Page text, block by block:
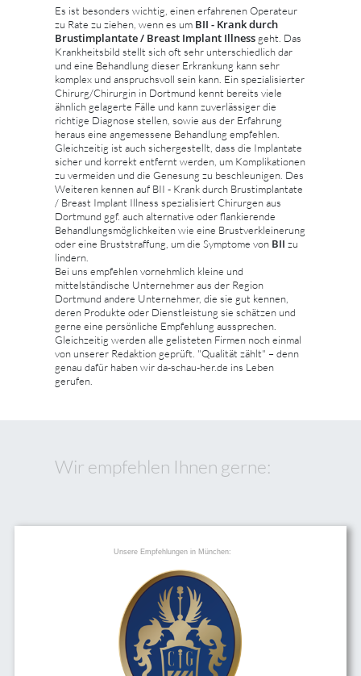
Es ist besonders wichtig, einen erfahrenen Operateur
zu Rate zu ziehen, wenn es um BII - Krank durch
Brustimplantate / Breast Implant Illness geht. Das
Krankheitsbild stellt sich oft sehr unterschiedlich dar
und eine Behandlung dieser Erkrankung kann sehr
komplex und anspruchsvoll sein kann. Ein spezialisierter
Chirurg/Chirurgin in Dortmund kennt bereits viele
ähnlich gelagerte Fälle und kann zuverlässiger die
richtige Diagnose stellen, sowie aus der Erfahrung
heraus eine angemessene Behandlung empfehlen.
Gleichzeitig ist auch sichergestellt, dass die Implantate
sicher und korrekt entfernt werden, um Komplikationen
zu vermeiden und die Genesung zu beschleunigen. Des
Weiteren kennen auf BII - Krank durch Brustimplantate
/ Breast Implant Illness spezialisiert Chirurgen aus
Dortmund ggf. auch alternative oder flankierende
Behandlungsmöglichkeiten wie eine Brustverkleinerung
oder eine Bruststraffung, um die Symptome von BII zu
lindern.
Bei uns empfehlen vornehmlich kleine und
mittelständische Unternehmer aus der Region
Dortmund andere Unternehmer, die sie gut kennen,
deren Produkte oder Dienstleistung sie schätzen und
gerne eine persönliche Empfehlung aussprechen.
Gleichzeitig werden alle gelisteten Firmen noch einmal
von unserer Redaktion geprüft. "Qualität zählt" – denn
genau dafür haben wir da-schau-her.de ins Leben
gerufen.
Wir empfehlen Ihnen gerne:
Unsere Empfehlungen in München: